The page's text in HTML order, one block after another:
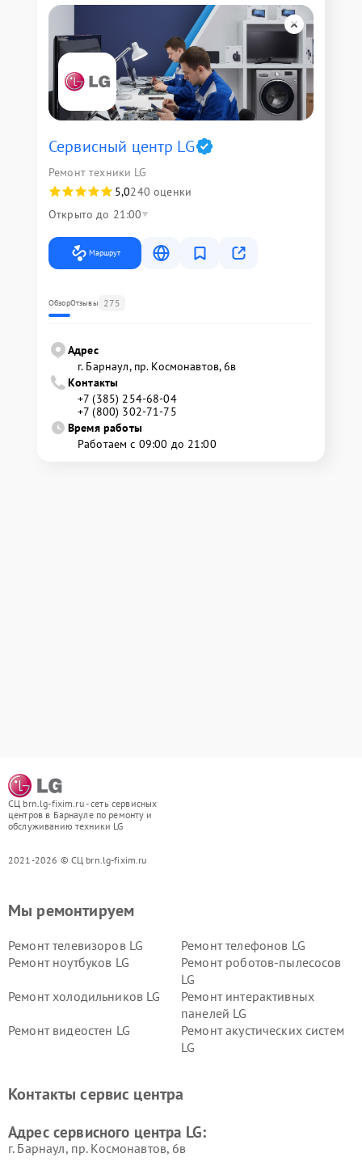
Сервисный центр LG
Ремонт техники LG
5,0240 оценки
Открыто до 21:00
Маршрут
ОбзорОтзывы 275
Адрес
г. Барнаул, ​пр. Космонавтов, 6в
Контакты
+7 (385) 254-68-04
+7 (800) 302-71-75
Время работы
Работаем с 09:00 до 21:00
СЦ brn.lg-fixim.ru - сеть сервисных
центров в Барнауле по ремонту и
обслуживанию техники LG
2021-2026 © СЦ brn.lg-fixim.ru
Мы ремонтируем
Ремонт телевизоров LG
Ремонт телефонов LG
Ремонт ноутбуков LG
Ремонт роботов-пылесосов
LG
Ремонт холодильников LG
Ремонт интерактивных
панелей LG
Ремонт видеостен LG
Ремонт акустических систем
LG
Ремонт морозильных камер
Ремонт вертикальных
Контакты сервис центра
Адрес сервисного центра LG:
г. Барнаул, ​пр. Космонавтов, 6в